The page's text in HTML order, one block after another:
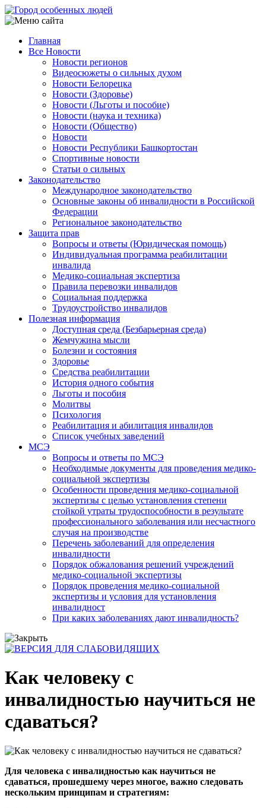
Перейти
к
содержанию
Main
navigation
Главная
Все Новости
Новости регионов
Видеосюжеты о сильных духом
Новости Белорецка
Новости (Здоровье)
Новости (Льготы и пособие)
Новости (наука и техника)
Новости (Общество)
Новости
Новости Республики Башкортостан
Спортивные новости
Статьи о сильных
Законодательство
Международное законодательство
Основные законы об инвалидности в Российской
Федерации
Региональное законодательство
Защита прав
Вопросы и ответы (Юридическая помощь)
Индивидуальная программа реабилитации
инвалида
Медико-социальная экспертиза
Правила перевозки инвалидов
Социальная поддержка
Трудоустройство инвалидов
Полезная информация
Доступная среда (Безбарьерная среда)
Жемчужина мысли
Болезни и состояния
Здоровье
Средства реабилитации
История одного события
Льготы и пособия
Молитвы
Психология
Реабилитация и абилитация инвалидов
Список учебных заведений
МСЭ
Вопросы и ответы по МСЭ
Необходимые документы для проведения медико-
социальной экспертизы
Особенности проведения медико-социальной
экспертизы с целью установления степени
стойкой утраты трудоспособности в результате
профессионального заболевания или несчастного
случая на производстве
Перечень заболеваний для определения
инвалидности
Порядок обжалования решений учреждений
медико-социальной экспертизы
Порядок проведения медико-социальной
экспертизы и условия для установления
инвалидност
При каких заболеваниях дают инвалидность?
Как человеку с
инвалидностью научиться не
сдаваться?
Для человека с инвалидностью как научиться не
сдаваться, прошедшему через многое, важно следовать
нескольким принципам и стратегиям: